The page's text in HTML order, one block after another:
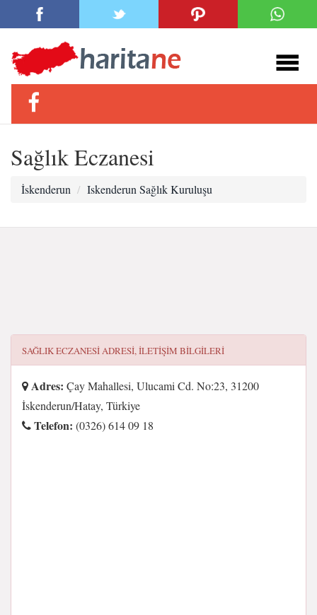
Sağlık Eczanesi
İskenderun Iskenderun Sağlık Kuruluşu
SAĞLIK ECZANESIADRESI, ILETIŞIM BILGILERI
Adres: Çay Mahallesi, Ulucami Cd. No:23, 31200
İskenderun/Hatay, Türkiye
Telefon: (0326) 614 09 18